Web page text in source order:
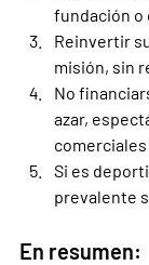
fundación o
Reinvertir
misión, sin
No
azar,
Si es
prevalente
En resumen: